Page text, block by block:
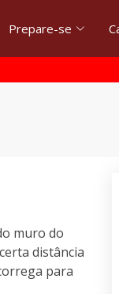
Prepare-se
muro do
distância
para